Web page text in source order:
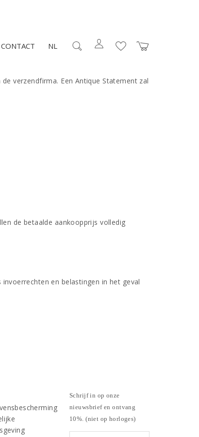
CONTACT NL
verzendfirma. Een Antique Statement zal
de betaalde aankoopprijs volledig
en belastingen in het geval
Schrijf in op onze
nieuwsbrief en ontvang
10%. (niet op horloges)